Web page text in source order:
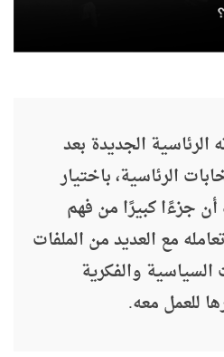
الجديدة بعد
الرئاسية، باختيار
جزءًا كبيرًا من فهم
مع العديد من الملفات
والفكرية
للعمل معه.